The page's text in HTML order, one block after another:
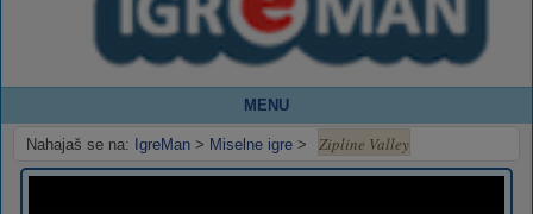
MENU
Nahajaš se na: IgreMan > Miselne igre > Zipline Valley